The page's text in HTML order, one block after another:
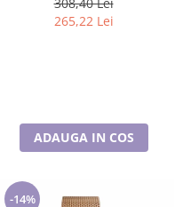
265,22 Lei
ADAUGA IN COS
-14%